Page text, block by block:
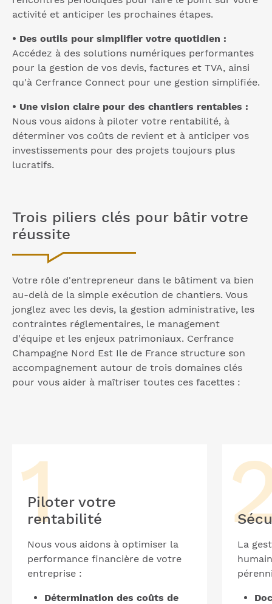
activité et anticiper les prochaines étapes.
• Des outils pour simplifier votre quotidien :
Accédez à des solutions numériques performantes
pour la gestion de vos devis, factures et TVA, ainsi
qu'à Cerfrance Connect pour une gestion simplifiée.
• Une vision claire pour des chantiers rentables :
Nous vous aidons à piloter votre rentabilité, à
déterminer vos coûts de revient et à anticiper vos
investissements pour des projets toujours plus
lucratifs.
Trois piliers clés pour bâtir votre
réussite
Votre rôle d'entrepreneur dans le bâtiment va bien
au-delà de la simple exécution de chantiers. Vous
jonglez avec les devis, la gestion administrative, les
contraintes réglementaires, le management
d'équipe et les enjeux patrimoniaux. Cerfrance
Champagne Nord Est Ile de France structure son
accompagnement autour de trois domaines clés
pour vous aider à maîtriser toutes ces facettes :
Piloter votre
rentabilité
Nous vous aidons à optimiser la
performance financière de votre
entreprise :
Détermination des coûts de
La